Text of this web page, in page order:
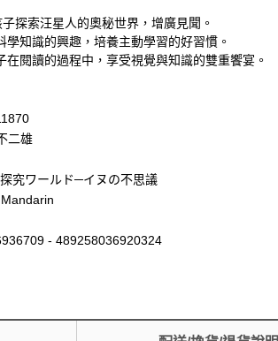
探索汪星人的奧秘世界，增廣見聞。
知識的興趣，培養主動學習的好習慣。
閱讀的過程中，享受視覺與知識的雙重饗宴。
二雄
究ワールド─イヌの不思議
- 489258036920324